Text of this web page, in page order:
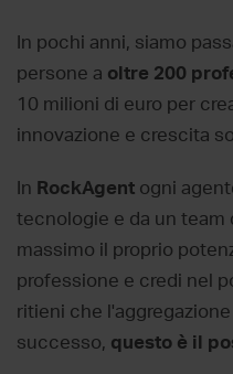
In pochi anni, siamo
persone a oltre 200
10 milioni di euro per
innovazione e crescita
In RockAgent ogni
tecnologie e da un team
massimo il proprio
professione e credi nel
ritieni che
successo, questo è il